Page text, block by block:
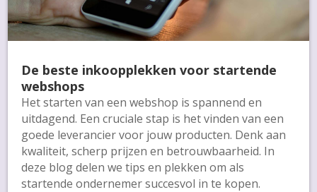
De beste inkoopplekken voor startende
webshops
Het starten van een webshop is spannend en
uitdagend. Een cruciale stap is het vinden van een
goede leverancier voor jouw producten. Denk aan
kwaliteit, scherp prijzen en betrouwbaarheid. In
deze blog delen we tips en plekken om als
startende ondernemer succesvol in te kopen.